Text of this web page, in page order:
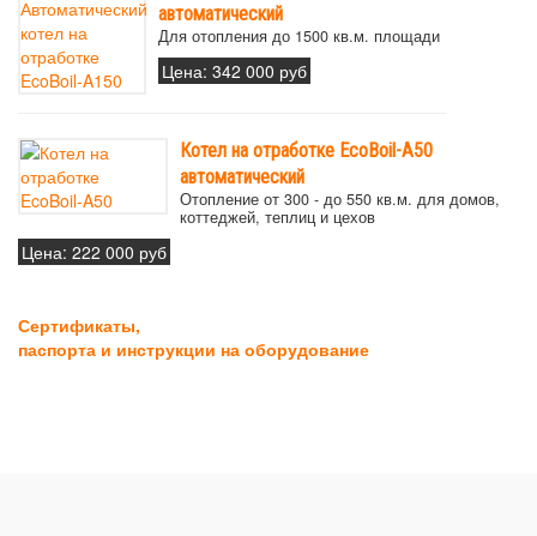
автоматический
Для отопления до 1500 кв.м. площади
Цена: 342 000 руб
Котел на отработке EcoBoil-A50
автоматический
Отопление от 300 - до 550 кв.м. для домов,
коттеджей, теплиц и цехов
Цена: 222 000 руб
Сертификаты,
паспорта и инструкции на оборудование